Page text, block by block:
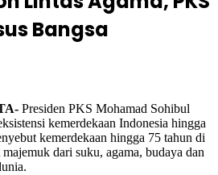
Bangsa
Presiden PKS Mohamad Sohibul
kemerdekaan Indonesia hingga
kemerdekaan hingga 75 tahun di
dari suku, agama, budaya dan